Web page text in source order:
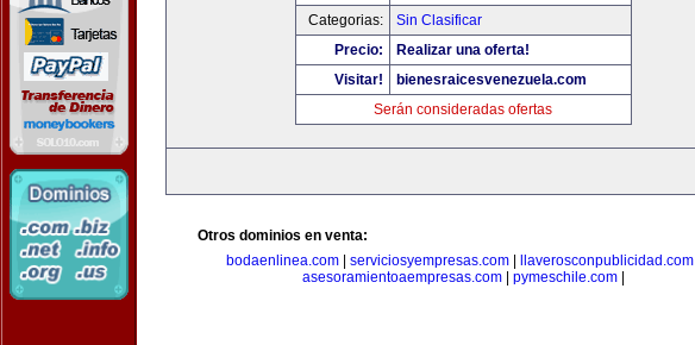
Categorias:
Sin Clasificar
Precio:
Realizar una oferta!
Visitar!
bienesraicesvenezuela.com
Serán consideradas ofertas
Otros dominios en venta:
bodaenlinea.com| serviciosyempresas.com| llaverosconpublicidad.com|
asesoramientoaempresas.com| pymeschile.com|